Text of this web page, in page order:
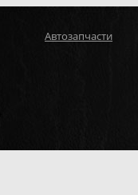
Автозапчасти